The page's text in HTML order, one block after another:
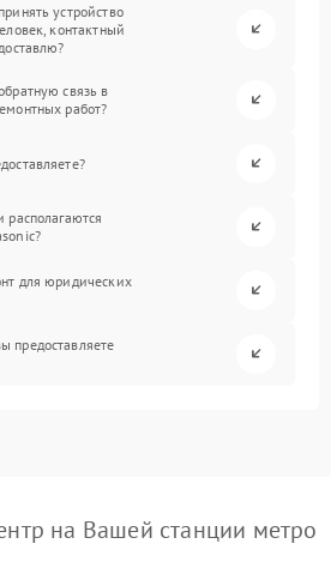
устройство
контактный
связь в
работ?
располагаются
для юридических
предоставляете
на Вашей станции метро